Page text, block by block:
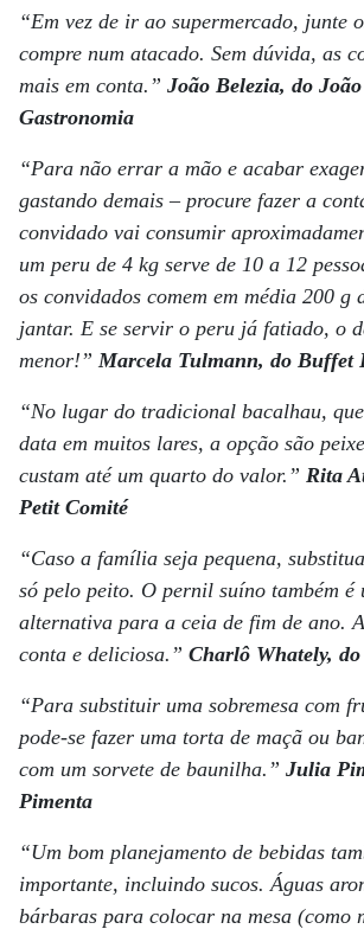
“Em vez de ir ao supermercado, junte
compre num atacado. Sem dúvida, as
mais em conta.” João Belezia, do
Gastronomia
“Para não errar a mão e acabar
gastando demais – procure fazer a
convidado vai consumir
um peru de 4 kg serve de 10 a 12
os convidados comem em média 200 g
jantar. E se servir o peru já fatiado, o
menor!” Marcela Tulmann, do Buffet
“No lugar do tradicional bacalhau,
data em muitos lares, a opção são
custam até um quarto do valor.” Rita
Petit Comité
“Caso a família seja pequena,
só pelo peito. O pernil suíno também é
alternativa para a ceia de fim de ano.
conta e deliciosa.” Charlô Whately,
“Para substituir uma sobremesa com
pode-se fazer uma torta de maçã ou
com um sorvete de baunilha.” Julia
Pimenta
“Um bom planejamento de bebidas
importante, incluindo sucos. Águas
bárbaras para colocar na mesa (como